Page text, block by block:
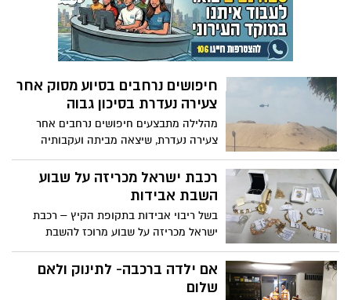
כנציג הביטוח הלאומי, גנב מהן את כרטיסי
האשראי וביצע בהם משיכות משמעותיות בסך
אלפי ש"ח. היום בבימ"ש השלום באשקלון
יוגש נגדו כתב אישום ובקשה להארכת מעצר
חיפושים נרחבים בסיוע מסוק אחר
צעירה נעדרת בסיכון גבוה
מהלילה מתבצעים חיפושים נרחבים אחר
צעירה נעדרת, שיצאה מביתה ועקבותיה
נעלמו. המשטרה מסתייעת במסוק בביצוע
הסריקות
רכבת ישראל מכריזה על שבוע
השבת אבידות
בשל ריבוי אבידות בתקופת הקיץ – רכבת
ישראל מכריזה על שבוע מרוכז להשבת
האבידות לנוסעים. מזוודות שנשכחו בדרך
לחו"ל, שקיות דיוטי פרי, תכשיטים, משקפי
שמש, גיטרות, ארנקים, דרכונים וטלפונים
אם ילדה ברכבה- לתינוק ולאם
שלום